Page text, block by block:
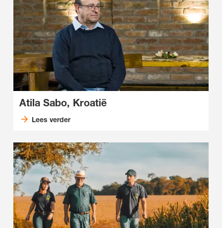
Atila Sabo, Kroatië
Lees verder